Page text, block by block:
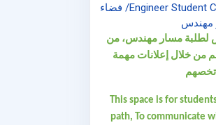
Engineer Student Communication Space/ فضاء
مهندس
لطلبة مسار مهندس، من
من خلال إعلانات مهمة
تخصهم
This space is for
path, To communicate